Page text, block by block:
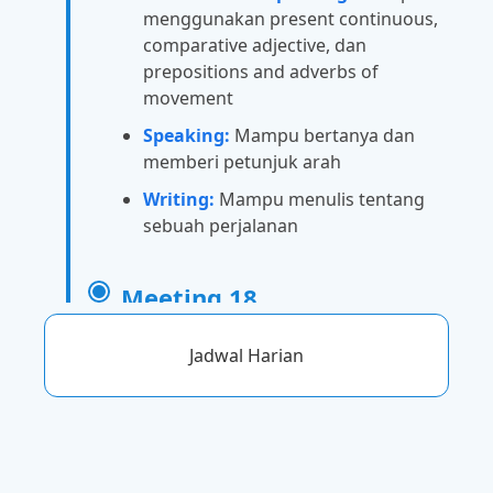
Jadwal Harian
menggunakan present continuous,
comparative adjective, dan
prepositions and adverbs of
movement
Speaking: Mampu bertanya dan
memberi petunjuk arah
Writing: Mampu menulis tentang
sebuah perjalanan
Meeting 18
Call out:
Mampu melengkapi
percakapan seseorang yang sedang
menanyakan sebuah informasi